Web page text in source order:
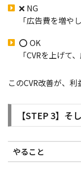
❌ NG
「広告費を増や
⭕ OK
「CVRを上げて
このCVR改善が、利
【STEP 3】そ
やること